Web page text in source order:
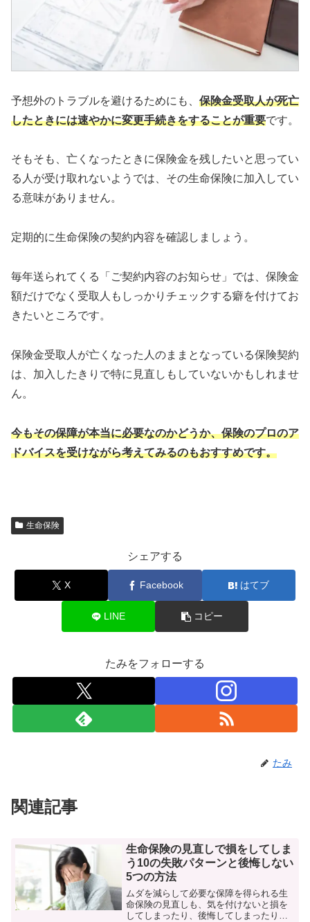
予想外のトラブルを避けるためにも、 保険金受取人が死亡
したときには速やかに変更手続きをすることが重要です。
そもそも、亡くなったときに保険金を残したいと思ってい
る人が受け取れないようでは、その生命保険に加入してい
る意味がありません。
定期的に生命保険の契約内容を確認しましょう。
毎年送られてくる「ご契約内容のお知らせ」では、保険金
額だけでなく受取人もしっかりチェックする癖を付けてお
きたいところです。
保険金受取人が亡くなった人のままとなっている保険契約
は、加入したきりで特に見直しもしていないかもしれませ
ん。
今もその保障が本当に必要なのかどうか、保険のプロのア
ドバイスを受けながら考えてみるのもおすすめです。
生命保険
シェアする
X Facebook はてブ
LINE コピー
たみをフォローする
たみ
関連記事
生命保険の見直しで損をしてしま
う10の失敗パターンと後悔しない
5つの方法
ムダを減らして必要な保障を得られる生
命保険の見直しも、気を付けないと損を
してしまったり、後悔してしまったりす